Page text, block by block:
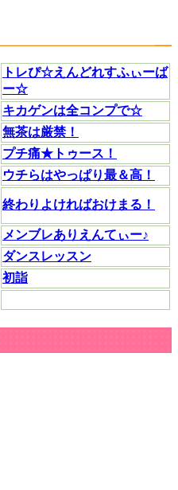
トレぴ☆えんどれすふぃーば
ー☆
キカゲンは全コンプで☆
無茶は厳禁！
プチ痛★トゥース！
ウチらはやっぱり最＆高！
終わりよければおけまる！
メンブレありえんてぃー♪
ダンスレッスン
初詣